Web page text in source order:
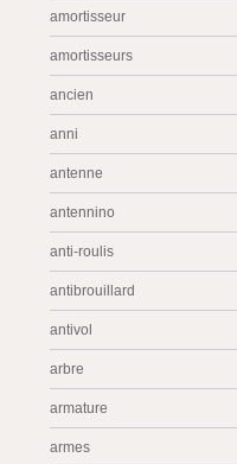
amortisseur
amortisseurs
ancien
anni
antenne
antennino
anti-roulis
antibrouillard
antivol
arbre
armature
armes